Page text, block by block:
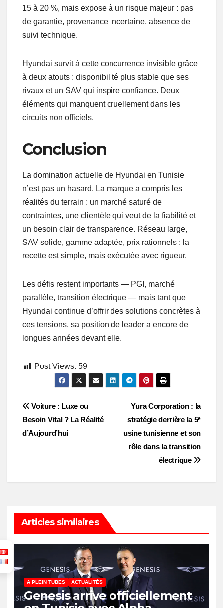
15 à 20 %, mais expose à un risque majeur : pas
de garantie, provenance incertaine, absence de
suivi technique.
Hyundai survit à cette concurrence invisible grâce
à deux atouts : disponibilité plus stable que ses
rivaux et un SAV qui inspire confiance. Deux
éléments qui manquent cruellement dans les
circuits non officiels.
Conclusion
La domination actuelle de Hyundai en Tunisie
n’est pas un hasard. La marque a compris les
réalités du terrain : un marché saturé de
contraintes, une clientèle qui veut de la fiabilité et
un besoin clair de transparence. Réseau large,
SAV solide, gamme adaptée, prix rationnels : la
recette est simple, mais exécutée avec rigueur.
Les défis restent importants — PGI, marché
parallèle, transition électrique — mais tant que
Hyundai continue d’offrir des solutions concrètes à
ces tensions, sa position de leader a encore de
longues années devant elle.
Post Views: 59
Post
navigation
Yura Corporation : la
stratégie derrière la 5ᵉ
usine tunisienne et son
rôle dans la transition
électrique
Voiture : Luxe ou
Besoin Vital ? La Réalité
d’Aujourd’hui
Articles similaires
A PLEIN TUBES ACTUALITÉS
Genesis arrive officiellement